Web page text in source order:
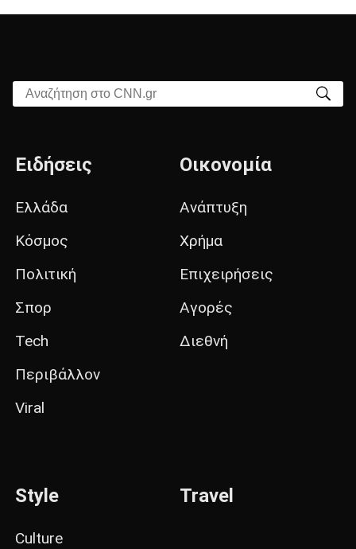
Αναζήτηση στο CNN.gr
Ειδήσεις
Ελλάδα
Κόσμος
Πολιτική
Σπορ
Tech
Περιβάλλον
Viral
Οικονομία
Ανάπτυξη
Χρήμα
Επιχειρήσεις
Αγορές
Διεθνή
Style
Culture
Travel